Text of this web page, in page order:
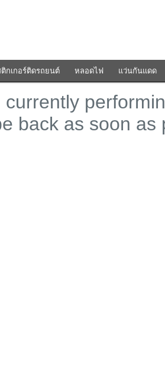
ติกเกอร์ติดรถยนต์ หลอดไฟ แว่นกันแดด
currently
back as soon